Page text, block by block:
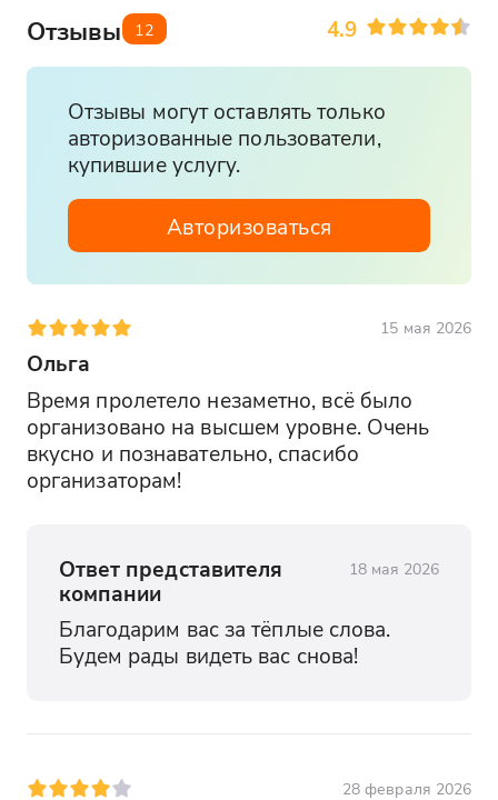
Отзывы 12 4.9
Отзывы могут оставлять только
авторизованные пользователи,
купившие услугу.
Авторизоваться
15 мая 2026
Ольга
Время пролетело незаметно, всё было
организовано на высшем уровне. Очень
вкусно и познавательно, спасибо
организаторам!
Ответ представителя
компании
18 мая 2026
Благодарим вас за тёплые слова.
Будем рады видеть вас снова!
28 февраля 2026